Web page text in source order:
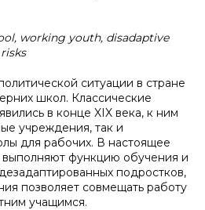
working youth, disadaptive
ситуации в стране
школ. Классические
в конце XIX века, к ним
учреждения, так и
для рабочих. В настоящее
функцию обучения и
подростков,
позволяет совмещать работу
учащимся.